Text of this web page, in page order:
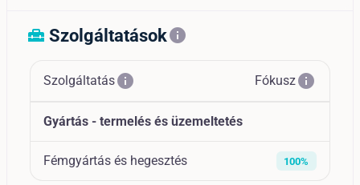
home_repair_service Szolgáltatásokinfo
Szolgáltatásinfo Fókuszinfo
Gyártás - termelés és üzemeltetés
Fémgyártás és hegesztés 100%